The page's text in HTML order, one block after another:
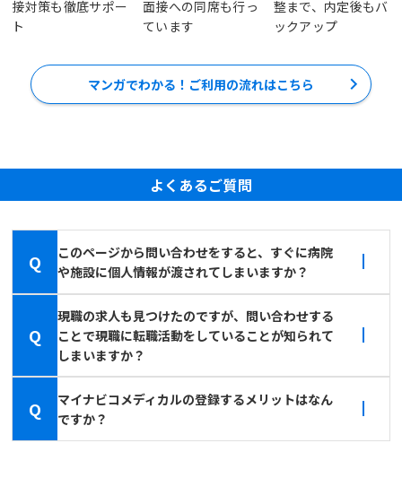
接対策も徹底サポー
ト
面接への同席も行っ
ています
整まで、内定後もバ
ックアップ
マンガでわかる！ご利用の流れはこちら
よくあるご質問
Q
このページから問い合わせをすると、すぐに病院
や施設に個人情報が渡されてしまいますか？
Q
現職の求人も見つけたのですが、問い合わせする
ことで現職に転職活動をしていることが知られて
しまいますか？
Q
マイナビコメディカルの登録するメリットはなん
ですか？